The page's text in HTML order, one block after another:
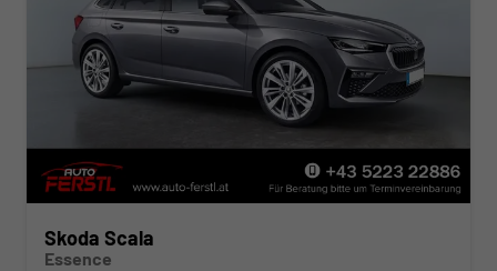
Skoda Scala
Essence